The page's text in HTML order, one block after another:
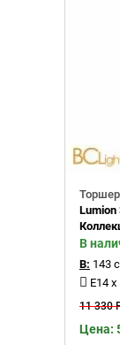
Торшер
Lumion
В
В: 143
E14
11 330
Цена: